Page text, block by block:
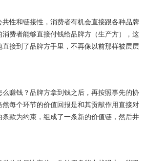
性和链接性，消费者有机会直接跟各种品牌
费者能够直接付钱给品牌方（生产方），这
接到了品牌方手里，不再像以前那样被层层
赚钱？品牌方拿到钱之后，再按照事先的协
每个环节的价值回报是和其贡献作用直接对
款为约束，组成了一条新的价值链，然后井